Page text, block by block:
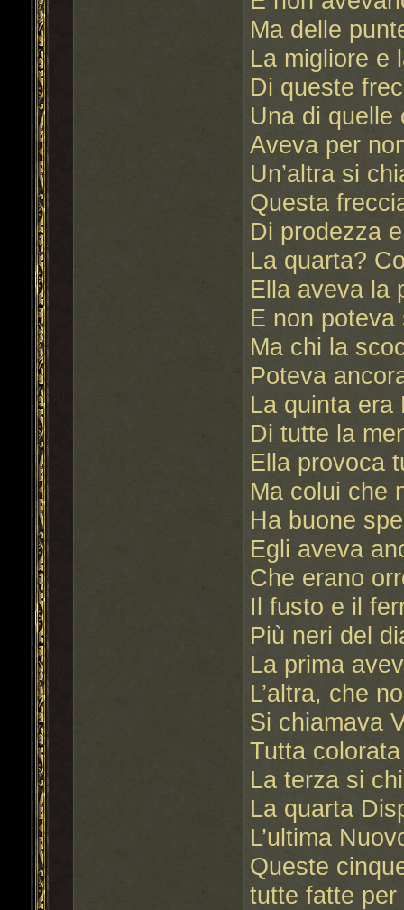
Ma delle
La migliore e
Di queste
Una di quelle
Aveva per
Un’altra si
Questa
Di prodezza
La quarta?
Ella aveva la
E non
Ma chi la
Poteva
La quinta era
Di tutte la
Ella provoca
Ma colui che
Ha buone
Egli aveva
Che erano
Il fusto e il
Più neri del
La prima
L’altra, che
Si chiamava
Tutta
La terza si
La quarta
L’ultima
Queste
tutte fatte per